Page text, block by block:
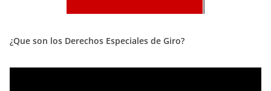
¿Que son los Derechos Especiales de Giro?